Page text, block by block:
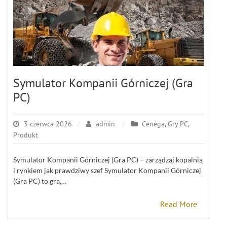
Symulator Kompanii Górniczej (Gra
PC)
3 czerwca 2026 admin Cenega,Gry PC,
Produkt
Symulator Kompanii Górniczej (Gra PC) – zarządzaj kopalnią
i rynkiem jak prawdziwy szef Symulator Kompanii Górniczej
(Gra PC) to gra,…
Read More